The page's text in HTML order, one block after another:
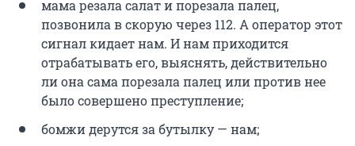
мама резала салат и порезала палец,
позвонила в скорую через 112. А оператор этот
сигнал кидает нам. И нам приходится
отрабатывать его, выяснять, действительно
ли она сама порезала палец или против нее
было совершено преступление;
бомжи дерутся за бутылку — нам;